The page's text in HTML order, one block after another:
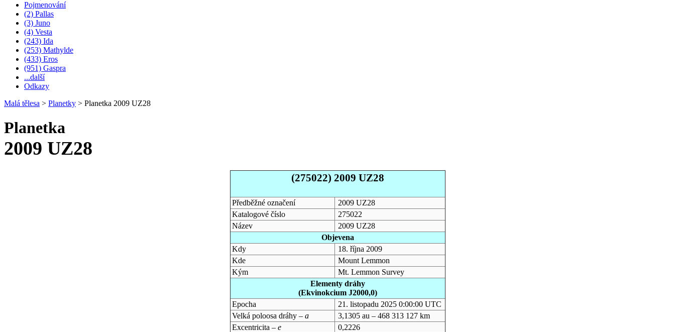
Pojmenování
(2) Pallas
(3) Juno
(4) Vesta
(243) Ida
(253) Mathylde
(433) Eros
(951) Gaspra
...další
Odkazy
Malá tělesa > Planetky > Planetka 2009 UZ28
Planetka
2009 UZ28
(275022) 2009 UZ28
Předběžné označení
2009 UZ28
Katalogové číslo
275022
Název
2009 UZ28
Objevena
Kdy
18. října 2009
Kde
Mount Lemmon
Kým
Mt. Lemmon Survey
Elementy dráhy
(Ekvinokcium J2000,0)
Epocha
21. listopadu 2025 0:00:00 UTC
Velká poloosa dráhy – a
3,1305 au – 468 313 127 km
Excentricita – e
0,2226